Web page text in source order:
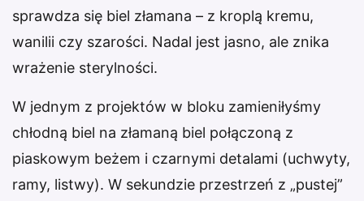
sprawdza się biel złamana – z kroplą kremu,
wanilii czy szarości. Nadal jest jasno, ale znika
wrażenie sterylności.
W jednym z projektów w bloku zamieniłyśmy
chłodną biel na złamaną biel połączoną z
piaskowym beżem i czarnymi detalami (uchwyty,
ramy, listwy). W sekundzie przestrzeń z „pustej”